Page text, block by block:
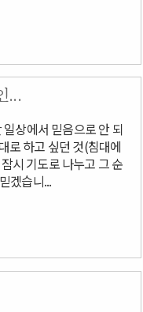
...
상에서 믿음으로 안 되
로 하고 싶던 것(침대에
시 기도로 나누고 그 순
겠습니...